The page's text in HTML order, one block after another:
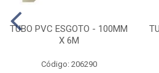
TUBO PVC ESGOTO - 100MM
X 6M
Código: 206290